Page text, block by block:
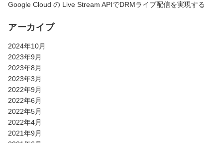
Google Cloud の Live Stream APIでDRMライブ配信を実現する
アーカイブ
2024年10月
2023年9月
2023年8月
2023年3月
2022年9月
2022年6月
2022年5月
2022年4月
2021年9月